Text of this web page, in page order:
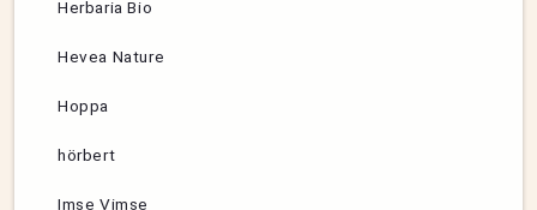
Herbaria Bio
Hevea Nature
Hoppa
hörbert
Imse Vimse